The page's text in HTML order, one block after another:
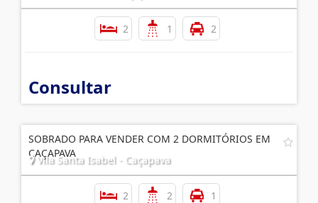
2 1 2
Consultar
SOBRADO PARA VENDER COM 2 DORMITÓRIOS EM
CAÇAPAVA
Vila Santa Isabel - Caçapava
2 2 1